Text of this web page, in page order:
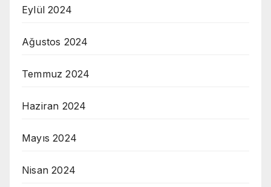
Eylül 2024
Ağustos 2024
Temmuz 2024
Haziran 2024
Mayıs 2024
Nisan 2024